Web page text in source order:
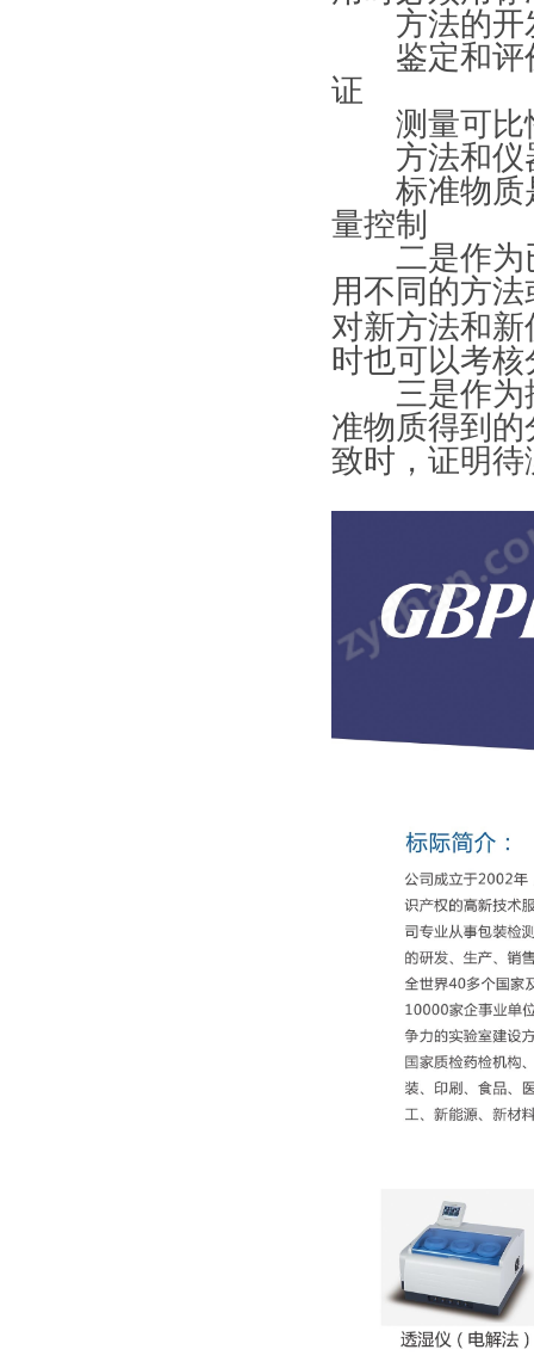
方法的开
鉴定和评价
证
测量可比
方法和仪
标准物质是
量控制
二是作为已
用不同的方
对新方法和
时也可以考
三是作为控
准物质得到
致时，证明